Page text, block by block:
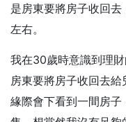
是房東要將房子收回
左右。
我在30歲時意識到理
房東要將房子收回去
緣際會下看到一間房